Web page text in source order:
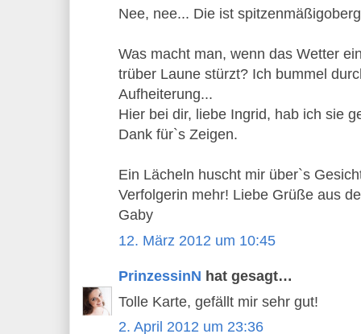
Nee, nee... Die ist
Was macht man, wenn das Wetter
trüber Laune stürzt? Ich bummel
Aufheiterung...
Hier bei dir, liebe Ingrid, hab ich sie
Dank für`s Zeigen.
Ein Lächeln huscht mir über`s
Verfolgerin mehr! Liebe Grüße aus
Gaby
12. März 2012 um 10:45
PrinzessinN hat gesagt…
Tolle Karte, gefällt mir sehr gut!
2. April 2012 um 23:36